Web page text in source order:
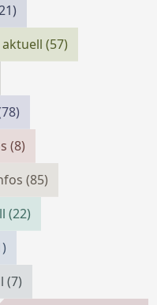
aktuell(57)
(8)
(85)
(22)
(7)